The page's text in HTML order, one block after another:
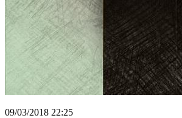
09/03/2018 22:25